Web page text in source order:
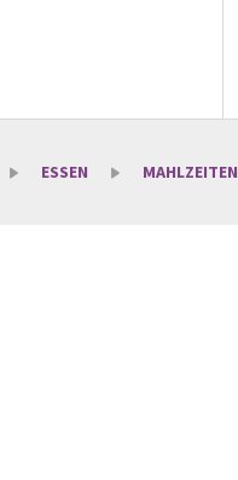
ESSEN MAHLZEITEN